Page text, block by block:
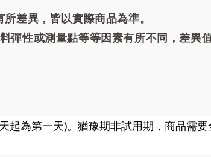
差異，皆以實際商品為準。
性或測量點等等因素有所不同，差異
為第一天)。 猶豫期非試用期，商品需